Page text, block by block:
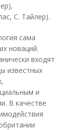
С. Тайлер).
сама
новаций.
входят
известных
и
В качестве